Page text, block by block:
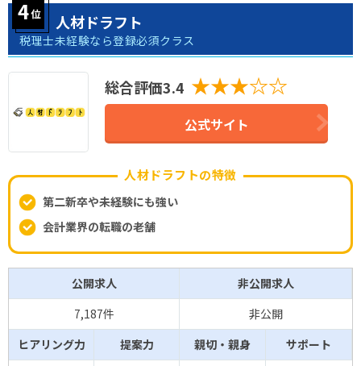
人材ドラフト
税理士未経験なら登録必須クラス
総合評価3.4 ★★★☆☆
公式サイト
人材ドラフトの特徴
第二新卒や未経験にも強い
会計業界の転職の老舗
公開求人
非公開求人
7,187件
非公開
ヒアリング力
提案力 親切・親身
サポート